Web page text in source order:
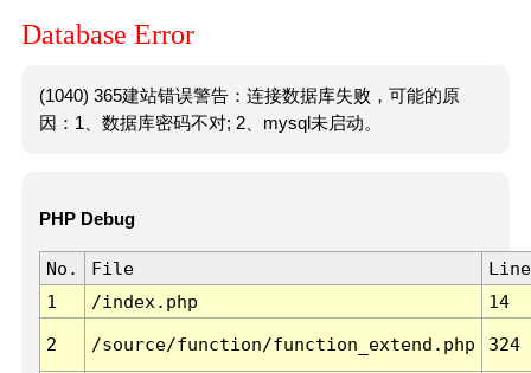
Database Error
(1040) 365建站错误警告：连接数据库失败，可能的原
因：1、数据库密码不对; 2、mysql未启动。
PHP Debug
No. File
Line
1
/index.php 14
2 /source/function/function_extend.php 324